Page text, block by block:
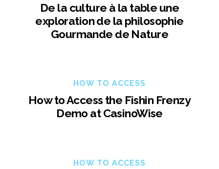
De la culture à la table une
exploration de la philosophie
Gourmande de Nature
HOW TO ACCESS
How to Access the Fishin Frenzy
Demo at CasinoWise
HOW TO ACCESS